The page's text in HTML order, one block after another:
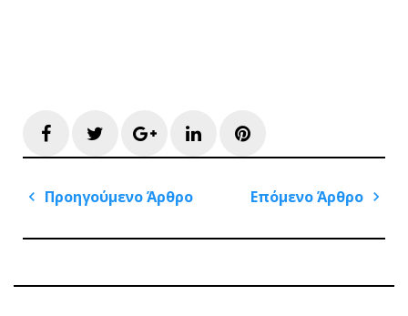
FacebookTwitterGoogle+LinkedInPinterest
Πλοήγηση
Προηγούμενο Άρθρο
Επόμενο Άρθρο